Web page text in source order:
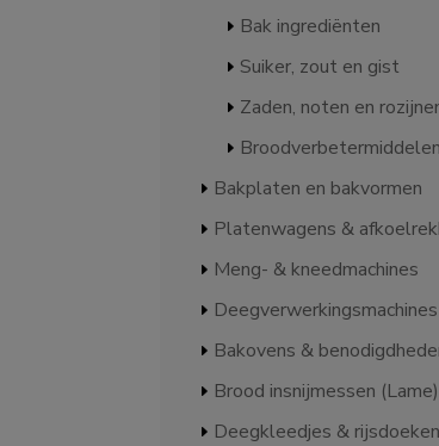
Bak ingrediënten
Suiker, zout en gist
Zaden, noten en
Broodverbetermiddelen
Bakplaten en bakvormen
Platenwagens &
Meng- & kneedmachines
Deegverwerkingsmachines
Bakovens &
Brood insnijmessen (Lame)
Deegkleedjes & rijsdoeken